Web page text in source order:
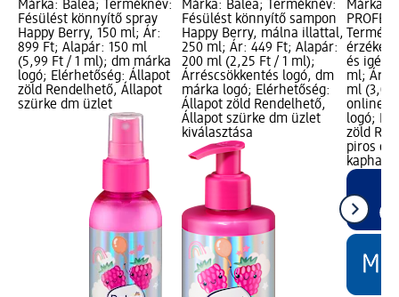
Márka: Balea; Terméknév:
Fésülést könnyítő spray
Happy Berry, 150 ml; Ár:
899 Ft; Alapár: 150 ml
(5,99 Ft / 1 ml); dm márka
logó; Elérhetőség: Állapot
zöld Rendelhető, Állapot
szürke dm üzlet
Márka: Balea; Terméknév:
Fésülést könnyítő sampon
Happy Berry, málna illattal,
250 ml; Ár: 449 Ft; Alapár:
200 ml (2,25 Ft / 1 ml);
Árréscsökkentés logó, dm
márka logó; Elérhetőség:
Állapot zöld Rendelhető,
Állapot szürke dm üzlet
kiválasztása
Márka:
és
ml; Ár:
ml (3,00
online
logó;
zöld
piros
kapható